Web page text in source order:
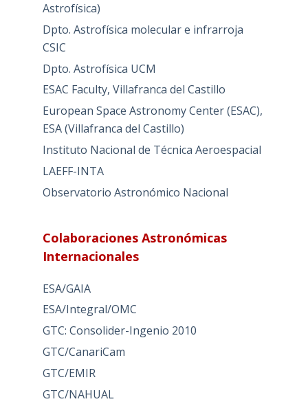
Astrofísica)
Dpto. Astrofísica molecular e infrarroja
CSIC
Dpto. Astrofísica UCM
ESAC Faculty, Villafranca del Castillo
European Space Astronomy Center (ESAC),
ESA (Villafranca del Castillo)
Instituto Nacional de Técnica Aeroespacial
LAEFF-INTA
Observatorio Astronómico Nacional
Colaboraciones Astronómicas
Internacionales
ESA/GAIA
ESA/Integral/OMC
GTC: Consolider-Ingenio 2010
GTC/CanariCam
GTC/EMIR
GTC/NAHUAL